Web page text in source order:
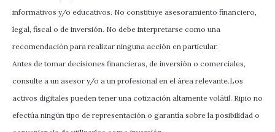
informativos y/o educativos. No constituye asesoramiento financiero,
legal, fiscal o de inversión. No debe interpretarse como una
recomendación para realizar ninguna acción en particular.
Antes de tomar decisiones financieras, de inversión o comerciales,
consulte a un asesor y/o a un profesional en el área relevante.Los
activos digitales pueden tener una cotización altamente volátil. Ripio no
efectúa ningún tipo de representación o garantía sobre la posibilidad o